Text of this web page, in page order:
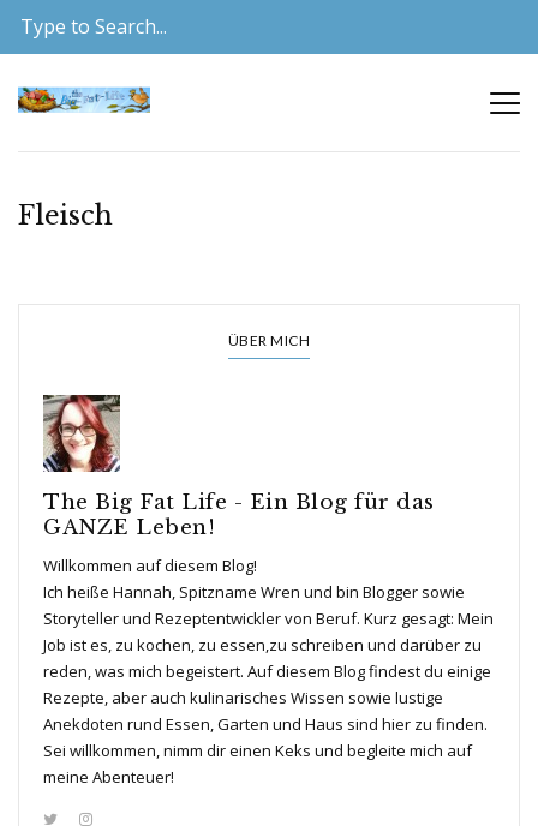
Fleisch
ÜBER MICH
The Big Fat Life - Ein Blog für das
GANZE Leben!
Willkommen auf diesem Blog!
Ich heiße Hannah, Spitzname Wren und bin Blogger sowie
Storyteller und Rezeptentwickler von Beruf. Kurz gesagt: Mein
Job ist es, zu kochen, zu essen,zu schreiben und darüber zu
reden, was mich begeistert. Auf diesem Blog findest du einige
Rezepte, aber auch kulinarisches Wissen sowie lustige
Anekdoten rund Essen, Garten und Haus sind hier zu finden.
Sei willkommen, nimm dir einen Keks und begleite mich auf
meine Abenteuer!